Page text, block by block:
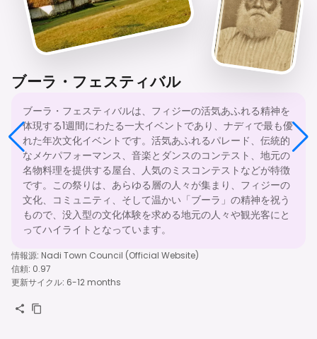
ブーラ・フェスティバル
ブーラ・フェスティバルは、フィジーの活気あふれる精神を
体現する1週間にわたる一大イベントであり、ナディで最も優
れた年次文化イベントです。活気あふれるパレード、伝統的
なメケパフォーマンス、音楽とダンスのコンテスト、地元の
名物料理を提供する屋台、人気のミスコンテストなどが特徴
です。この祭りは、あらゆる層の人々が集まり、フィジーの
文化、コミュニティ、そして温かい「ブーラ」の精神を祝う
もので、没入型の文化体験を求める地元の人々や観光客にと
ってハイライトとなっています。
情報源: Nadi Town Council (Official Website)
信頼: 0.97
更新サイクル: 6-12 months